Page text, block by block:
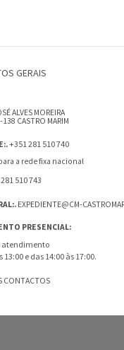
GERAIS
ALVES MOREIRA
CASTRO MARIM
+351 281 510 740
a rede fixa nacional
510 743
EXPEDIENTE@CM-
PRESENCIAL:
atendimento
13:00 e das 14:00 às 17:00.
CONTACTOS